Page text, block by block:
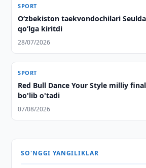
SPORT
O‘zbekiston taekvondochilari
qo‘lga kiritdi
28/07/2026
SPORT
Red Bull Dance Your Style milliy
bo'lib o'tadi
07/08/2026
SO'NGGI YANGILIKLAR